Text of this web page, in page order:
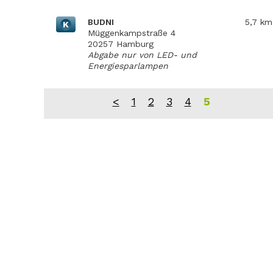
K
BUDNI
Müggenkampstraße 4
20257 Hamburg
Abgabe nur von LED- und
Energiesparlampen
5,7 km
< 1 2 3 4 5